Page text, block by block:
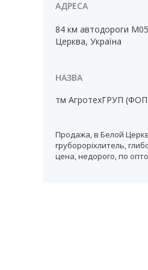
84 км автодороги
Церква, Україна
тм АгротехГРУП (ФОП
Продажа, в Белой
грубороріхлитель,
цена, недорого, по